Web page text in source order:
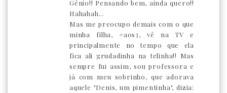
Gênio!! Pensando bem, ainda quero!!
Hahahah...
Mas me preocupo demais com o que
minha filha, #aos3, vê na TV e
principalmente no tempo que ela
fica ali grudadinha na telinha!! Mas
sempre fui assim, sou professora e
já com meu sobrinho, que adorava
aquele "Denis, um pimentinha", dizia: